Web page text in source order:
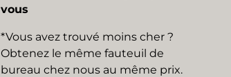
vous
*Vous avez trouvé moins cher ?
Obtenez le même fauteuil de
bureau chez nous au même prix.